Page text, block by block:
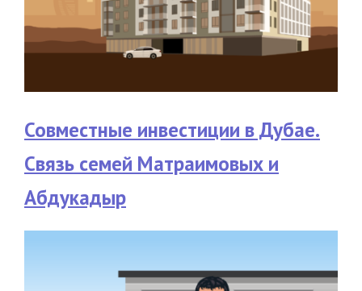
Совместные инвестиции в Дубае.
Связь семей Матраимовых и
Абдукадыр